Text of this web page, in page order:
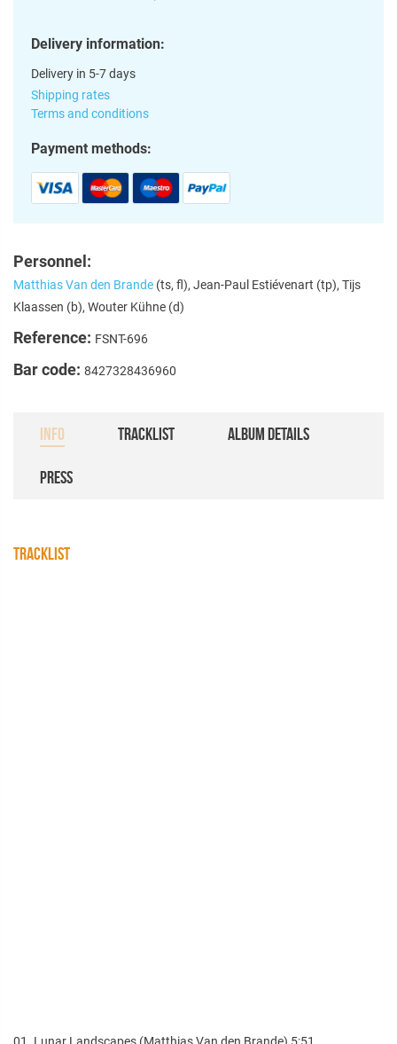
Delivery information:
Delivery in 5-7 days
Shipping rates
Terms and conditions
Payment methods:
Personnel:
Matthias Van den Brande (ts, fl), Jean-Paul Estiévenart (tp), Tijs
Klaassen (b), Wouter Kühne (d)
Reference: FSNT-696
Bar code: 8427328436960
INFO TRACKLIST ALBUM DETAILS
PRESS
TRACKLIST
01. Lunar Landscapes (Matthias Van den Brande) 5:51